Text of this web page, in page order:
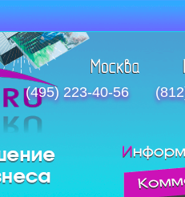
(495) 223-40-56